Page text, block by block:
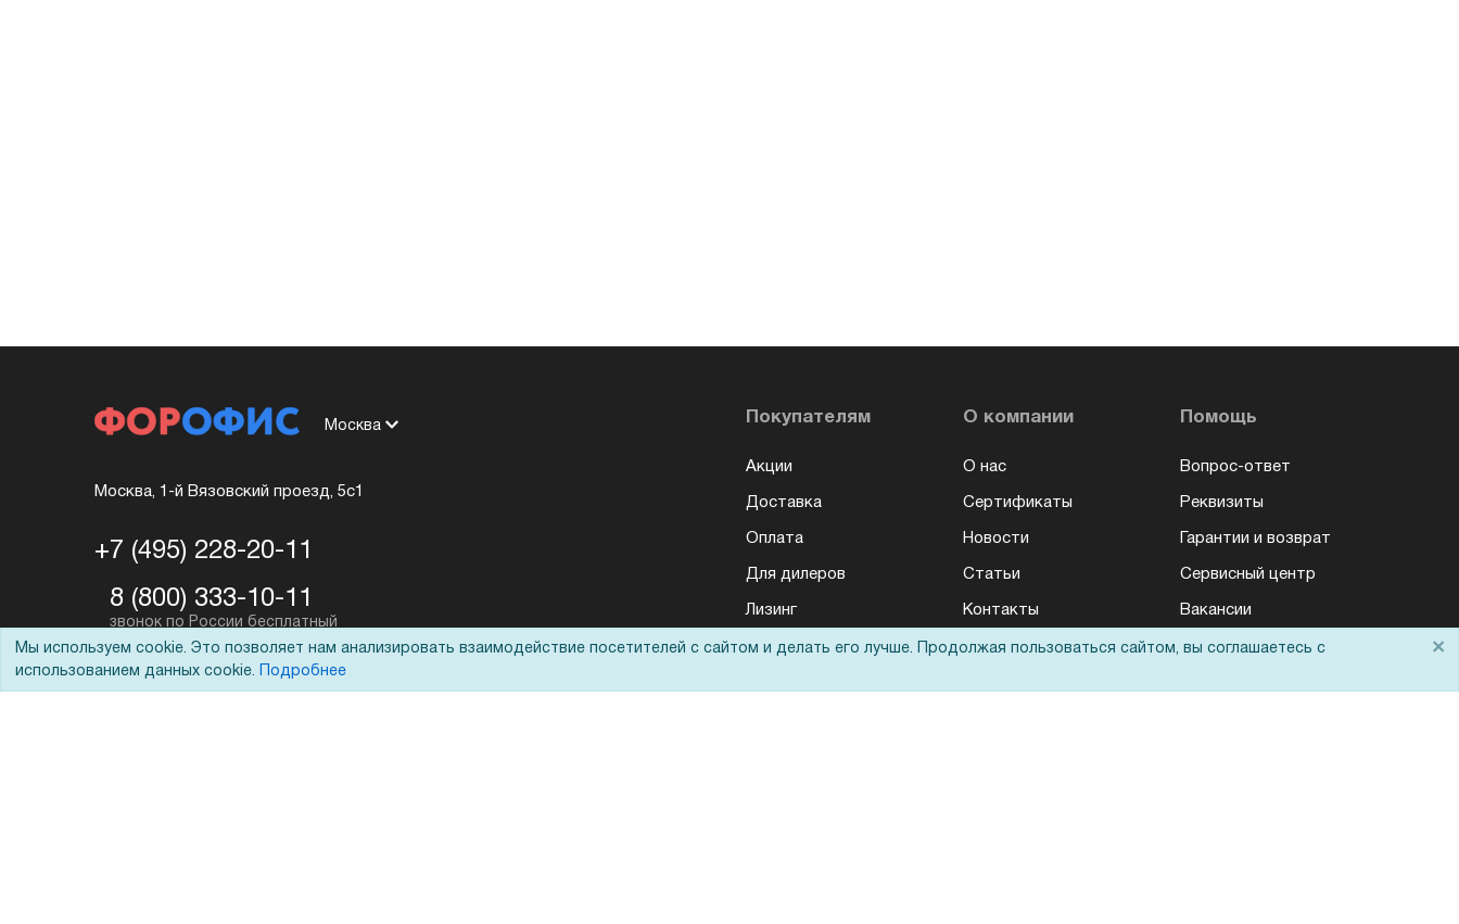
Москва
Москва, 1-й Вязовский проезд, 5с1
+7 (495) 228-20-11
8 (800) 333-10-11
shop@foroffice.ru
Покупателям
Акции
Доставка
Оплата
Для дилеров
Лизинг
Кредитование
О компании
О нас
Сертификаты
Новости
Статьи
Контакты
Демопоказ
Помощь
Вопрос-ответ
Реквизиты
Гарантии и возврат
Сервисный центр
Вакансии
Обратная связь
Мы используем cookie. Это позволяет нам анализировать взаимодействие посетителей с сайтом и делать его лучше. Продолжая пользоваться сайтом, вы соглашаетесь с
использованием данных cookie.
Подробнее
×